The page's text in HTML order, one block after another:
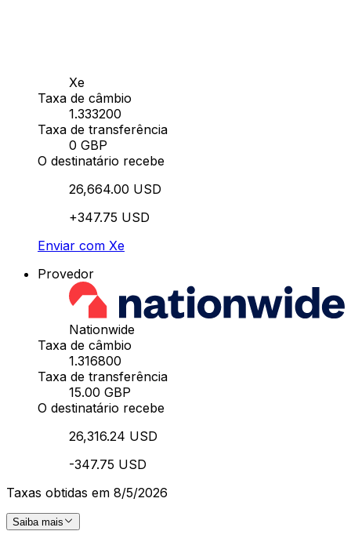
Xe
Taxa de câmbio
1.333200
Taxa de transferência
0 GBP
O destinatário recebe
26,664.00 USD
+347.75 USD
Enviar com Xe
Provedor
Nationwide
Taxa de câmbio
1.316800
Taxa de transferência
15.00 GBP
O destinatário recebe
26,316.24 USD
-347.75 USD
Taxas obtidas em 8/5/2026
Saiba mais